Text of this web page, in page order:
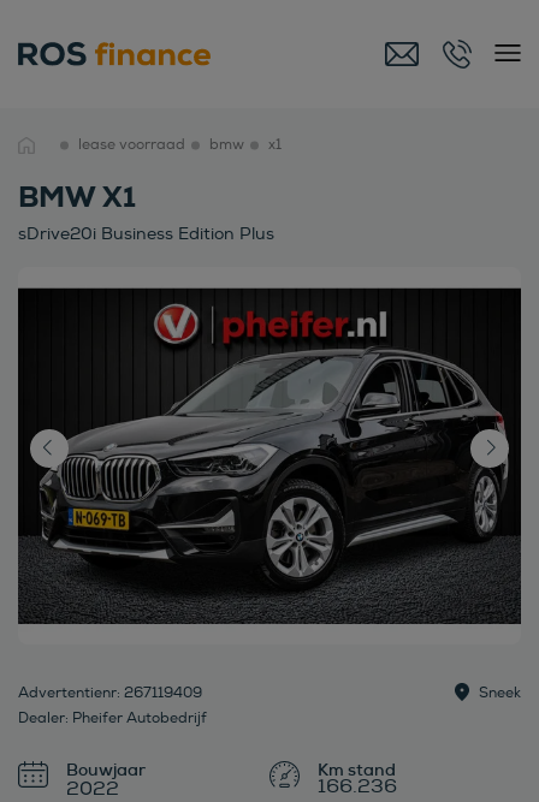
lease voorraad bmw x1
BMW X1
sDrive20i Business Edition Plus
Advertentienr: 267119409
Dealer: Pheifer Autobedrijf
Sneek
Bouwjaar
2022 166.236